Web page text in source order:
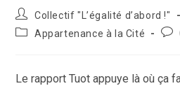
Auteur/autrice
de
la
Collectif "L’égalité d’abord !"
PostAppartenance à la Cité
Le rapport Tuot appuye là où ça